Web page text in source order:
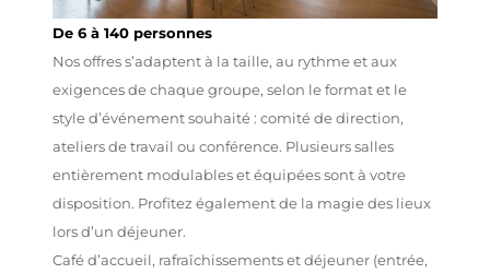
De 6 à 140 personnes
Nos offres s’adaptent à la taille, au rythme et aux
exigences de chaque groupe, selon le format et le
style d’événement souhaité : comité de direction,
ateliers de travail ou conférence. Plusieurs salles
entièrement modulables et équipées sont à votre
disposition. Profitez également de la magie des lieux
lors d’un déjeuner.
Café d’accueil, rafraîchissements et déjeuner (entrée,